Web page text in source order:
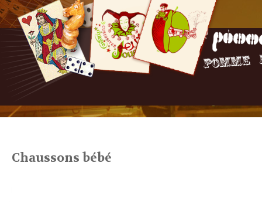
Chaussons bébé